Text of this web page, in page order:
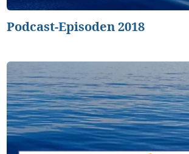
Podcast-Episoden 2018